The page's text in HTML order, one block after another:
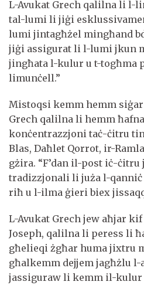
L-Avukat Grech qalilna li
tal-lumi li jiġi
lumi jintagħżel mingħand
jiġi assigurat li l-lumi jkun
jingħata l-kulur u t-togħma
limunċell.”
Mistoqsi kemm hemm
Grech qalilna li hemm
konċentrazzjoni taċ-ċitru
Blas, Daħlet Qorrot, ir-
gżira. “F’dan il-post iċ-
tradizzjonali li juża l-
riħ u l-ilma ġieri biex
L-Avukat Grech jew aħjar
Joseph, qalilna li peress li
għelieqi żgħar huma jixtru
għalkemm dejjem jagħżlu
jassiguraw li kemm il-